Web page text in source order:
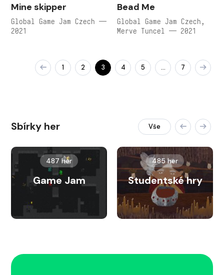
Mine skipper
Global Game Jam Czech —
2021
Bead Me
Global Game Jam Czech,
Merve Tuncel — 2021
1 2 3 4 5 … 7
Sbírky her Vše
487 her
Game Jam
485 her
Studentské hry